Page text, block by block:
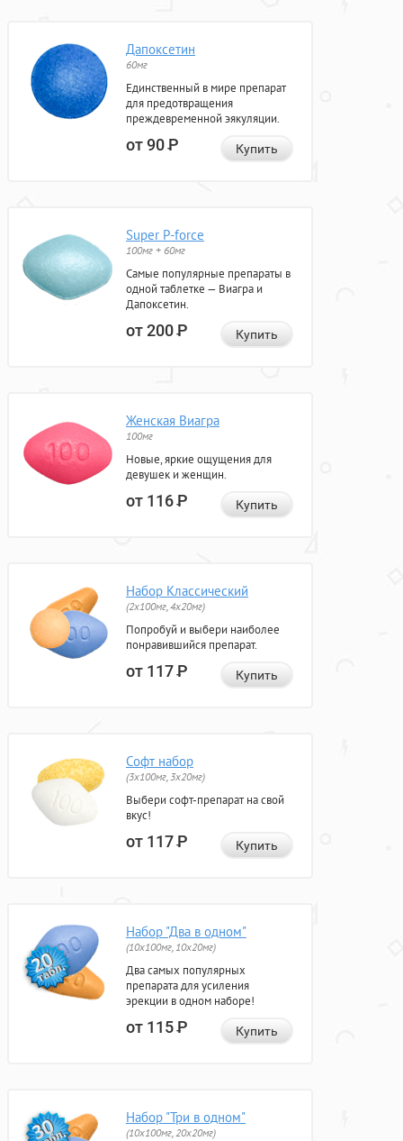
Дапоксетин
60мг
Единственный в мире препарат
для предотвращения
преждевременной эякуляции.
от 90Р Купить
Super P-force
100мг + 60мг
Самые популярные препараты в
одной таблетке — Виагра и
Дапоксетин.
от 200Р Купить
Женская Виагра
100мг
Новые, яркие ощущения для
девушек и женщин.
от 116Р Купить
Набор Классический
(2x100мг, 4x20мг)
Попробуй и выбери наиболее
понравившийся препарат.
от 117Р Купить
Софт набор
(3x100мг, 3x20мг)
Выбери софт-препарат на свой
вкус!
от 117Р Купить
Набор "Два в одном"
(10x100мг, 10x20мг)
Два самых популярных
препарата для усиления
эрекции в одном наборе!
от 115Р Купить
Набор "Три в одном"
(10x100мг, 20x20мг)